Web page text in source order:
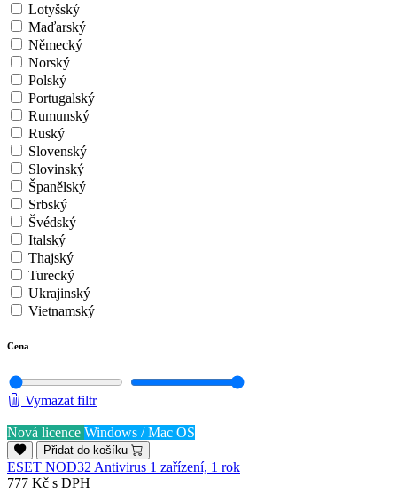
Lotyšský
Maďarský
Německý
Norský
Polský
Portugalský
Rumunský
Ruský
Slovenský
Slovinský
Španělský
Srbský
Švédský
Italský
Thajský
Turecký
Ukrajinský
Vietnamský
Cena
Vymazat filtr
Nová licence Windows / Mac OS
Přidat do košíku
ESET NOD32 Antivirus 1 zařízení, 1 rok
777 Kč s DPH